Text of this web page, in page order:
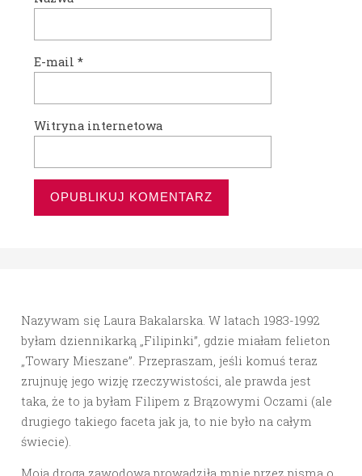
E-mail *
Witryna internetowa
Nazywam się Laura Bakalarska. W latach 1983-1992
byłam dziennikarką „Filipinki”, gdzie miałam felieton
„Towary Mieszane”. Przepraszam, jeśli komuś teraz
zrujnuję jego wizję rzeczywistości, ale prawda jest
taka, że to ja byłam Filipem z Brązowymi Oczami (ale
drugiego takiego faceta jak ja, to nie było na całym
świecie).
Moja droga zawodowa prowadziła mnie przez pisma o